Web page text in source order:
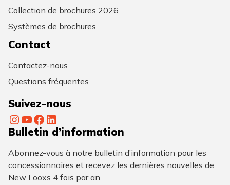
Collection de brochures 2026
Systèmes de brochures
Contact
Contactez-nous
Questions fréquentes
Suivez-nous
InstagramYouTube Facebook LinkedIn
Bulletin d’information
Abonnez-vous à notre bulletin d’information pour les
concessionnaires et recevez les dernières nouvelles de
New Looxs 4 fois par an.